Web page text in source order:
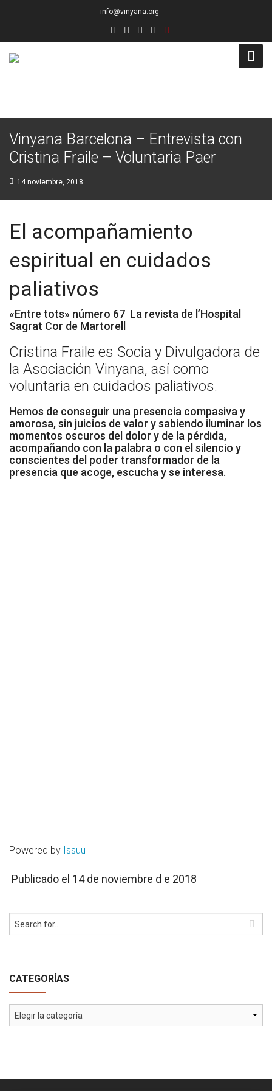
info@vinyana.org
Conócenos
Socios Fundadores
Junta Directiva
Docentes
Socios de Número
Socios Colaboradores
Colaboramos con
Formaciones
Nuestra propuesta de formación
Acompañamiento
Noticias
Vinyana Barcelona – Entrevista con
Cristina Fraile – Voluntaria Paer
14 noviembre, 2018
El acompañamiento
espiritual en cuidados
paliativos
«Entre tots» número 67 La revista de l’Hospital
Sagrat Cor de Martorell
Cristina Fraile es Socia y Divulgadora de
la Asociación Vinyana, así como
voluntaria en cuidados paliativos.
Hemos de conseguir una presencia compasiva y
amorosa, sin juicios de valor y sabiendo iluminar los
momentos oscuros del dolor y de la pérdida,
acompañando con la palabra o con el silencio y
conscientes del poder transformador de la
presencia que acoge, escucha y se interesa.
Powered by Issuu
Publicado el 14 de noviembre d e 2018
CATEGORÍAS
Categorías